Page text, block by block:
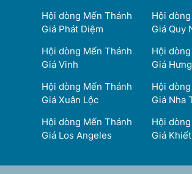
Hội dòng Mến Thánh
Giá Phát Diệm
Hội
Giá Quy
Hội dòng Mến Thánh
Giá Vinh
Hội
Giá
Hội dòng Mến Thánh
Giá Xuân Lộc
Hội
Giá Nha
Hội dòng Mến Thánh
Giá Los Angeles
Hội
Giá